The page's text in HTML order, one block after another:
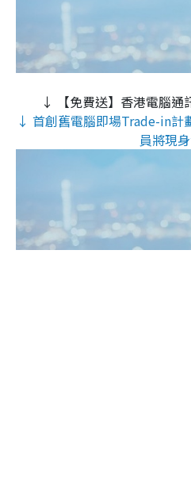
↓ 【免費送】香港電腦通
↓ 首創舊電腦即場Trade-in計
員將現